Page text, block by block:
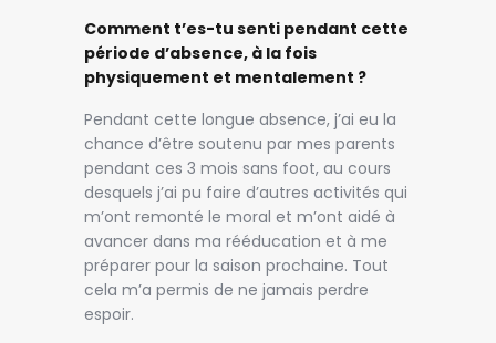
Comment t’es-tu senti pendant cette
période d’absence, à la fois
physiquement et mentalement ?
Pendant cette longue absence, j’ai eu la
chance d’être soutenu par mes parents
pendant ces 3 mois sans foot, au cours
desquels j’ai pu faire d’autres activités qui
m’ont remonté le moral et m’ont aidé à
avancer dans ma rééducation et à me
préparer pour la saison prochaine. Tout
cela m’a permis de ne jamais perdre
espoir.